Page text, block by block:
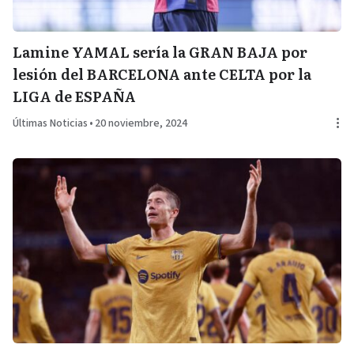
Lamine YAMAL sería la GRAN BAJA por
lesión del BARCELONA ante CELTA por la
LIGA de ESPAÑA
Últimas Noticias • 20 noviembre, 2024